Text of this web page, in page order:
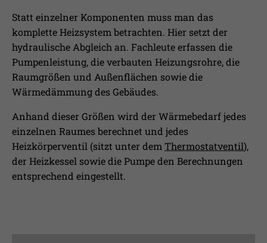
Statt einzelner Komponenten muss man das
komplette Heizsystem betrachten. Hier setzt der
hydraulische Abgleich an. Fachleute erfassen die
Pumpenleistung, die verbauten Heizungsrohre, die
Raumgrößen und Außenflächen sowie die
Wärmedämmung des Gebäudes.
Anhand dieser Größen wird der Wärmebedarf jedes
einzelnen Raumes berechnet und jedes
Heizkörperventil (sitzt unter dem Thermostatventil),
der Heizkessel sowie die Pumpe den Berechnungen
entsprechend eingestellt.